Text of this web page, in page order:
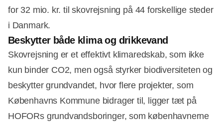
for 32 mio. kr. til skovrejsning på 44 forskellige steder
i Danmark.
Beskytter både klima og drikkevand
Skovrejsning er et effektivt klimaredskab, som ikke
kun binder CO2, men også styrker biodiversiteten og
beskytter grundvandet, hvor flere projekter, som
Københavns Kommune bidrager til, ligger tæt på
HOFORs grundvandsboringer, som københavnerne